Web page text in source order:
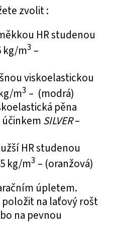
zvolit :
HR studenou
kg/m3 –
viskoelastickou
m3 – (modrá)
pěna
SILVER–
HR studenou
kg/m3 – (oranžová)
úpletem.
na laťový rošt
na pevnou